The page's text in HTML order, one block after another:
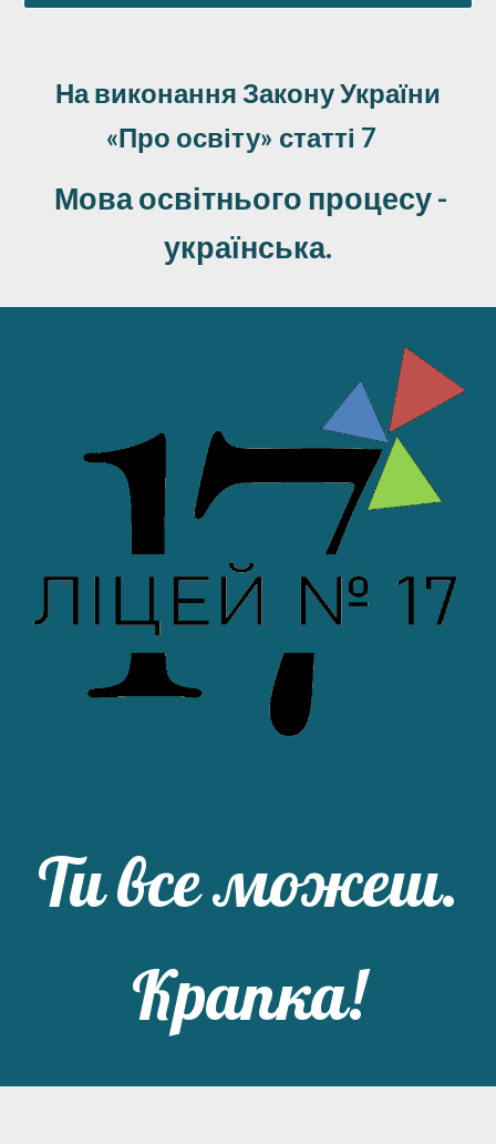
На виконання Закону України
«Про освіту» статті 7
Мова освітнього процесу -
українська.
Ти все можеш.
Крапка!